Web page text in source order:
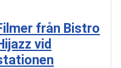
från Bistro
vid